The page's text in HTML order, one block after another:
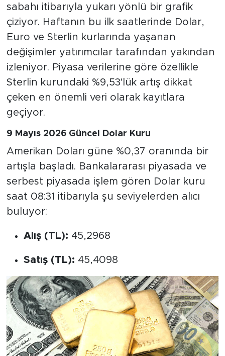
sabahı itibarıyla yukarı yönlü bir grafik
çiziyor. Haftanın bu ilk saatlerinde Dolar,
Euro ve Sterlin kurlarında yaşanan
değişimler yatırımcılar tarafından yakından
izleniyor. Piyasa verilerine göre özellikle
Sterlin kurundaki %9,53'lük artış dikkat
çeken en önemli veri olarak kayıtlara
geçiyor.
9 Mayıs 2026 Güncel Dolar Kuru
Amerikan Doları güne %0,37 oranında bir
artışla başladı. Bankalararası piyasada ve
serbest piyasada işlem gören Dolar kuru
saat 08:31 itibarıyla şu seviyelerden alıcı
buluyor:
Alış (TL): 45,2968
Satış (TL): 45,4098